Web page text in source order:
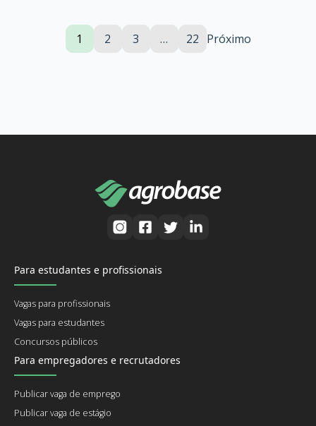
1 2 3 … 22 Próximo
Para estudantes e profissionais
Vagas para profissionais
Vagas para estudantes
Concursos públicos
Para empregadores e recrutadores
Publicar vaga de emprego
Publicar vaga de estágio